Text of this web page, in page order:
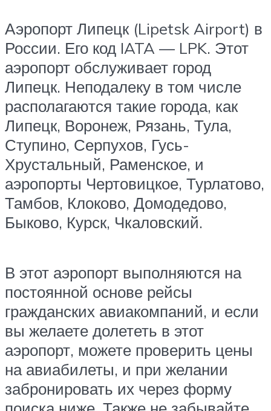
Аэропорт Липецк (Lipetsk Airport) в
России. Его код IATA — LPK. Этот
аэропорт обслуживает город
Липецк. Неподалеку в том числе
располагаются такие города, как
Липецк, Воронеж, Рязань, Тула,
Ступино, Серпухов, Гусь-
Хрустальный, Раменское, и
аэропорты Чертовицкое, Турлатово,
Тамбов, Клоково, Домодедово,
Быково, Курск, Чкаловский.
В этот аэропорт выполняются на
постоянной основе рейсы
гражданских авиакомпаний, и если
вы желаете долететь в этот
аэропорт, можете проверить цены
на авиабилеты, и при желании
забронировать их через форму